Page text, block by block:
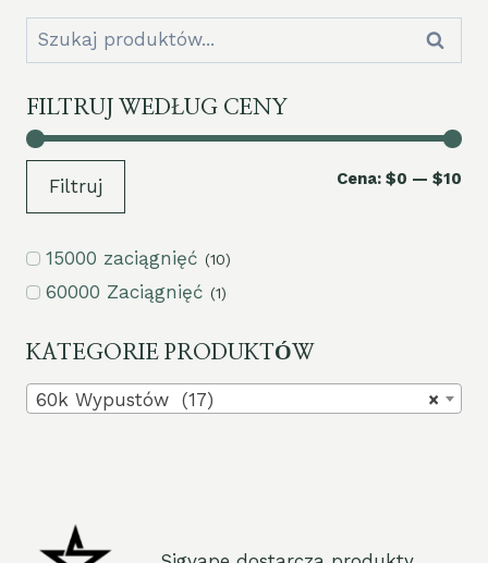
Szukaj: Szukaj
FILTRUJ WEDŁUG CENY
Filtruj Cena: $0 — $10
15000 zaciągnięć (10)
60000 Zaciągnięć (1)
KATEGORIE PRODUKTÓW
×
60k Wypustów (17)